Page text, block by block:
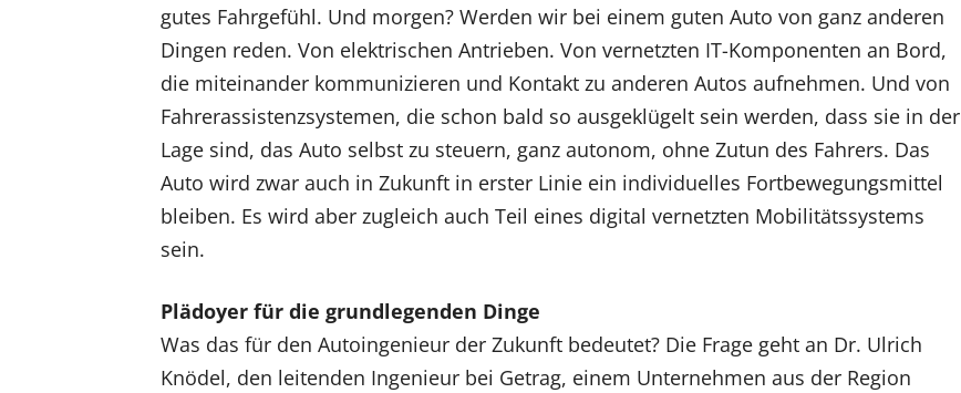
gutes Fahrgefühl. Und morgen? Werden wir bei einem guten Auto von ganz anderen
Dingen reden. Von elektrischen Antrieben. Von vernetzten IT-Komponenten an Bord,
die miteinander kommunizieren und Kontakt zu anderen Autos aufnehmen. Und von
Fahrerassistenzsystemen, die schon bald so ausgeklügelt sein werden, dass sie in der
Lage sind, das Auto selbst zu steuern, ganz autonom, ohne Zutun des Fahrers. Das
Auto wird zwar auch in Zukunft in erster Linie ein individuelles Fortbewegungsmittel
bleiben. Es wird aber zugleich auch Teil eines digital vernetzten Mobilitätssystems
sein.
Plädoyer für die grundlegenden Dinge
Was das für den Autoingenieur der Zukunft bedeutet? Die Frage geht an Dr. Ulrich
Knödel, den leitenden Ingenieur bei Getrag, einem Unternehmen aus der Region